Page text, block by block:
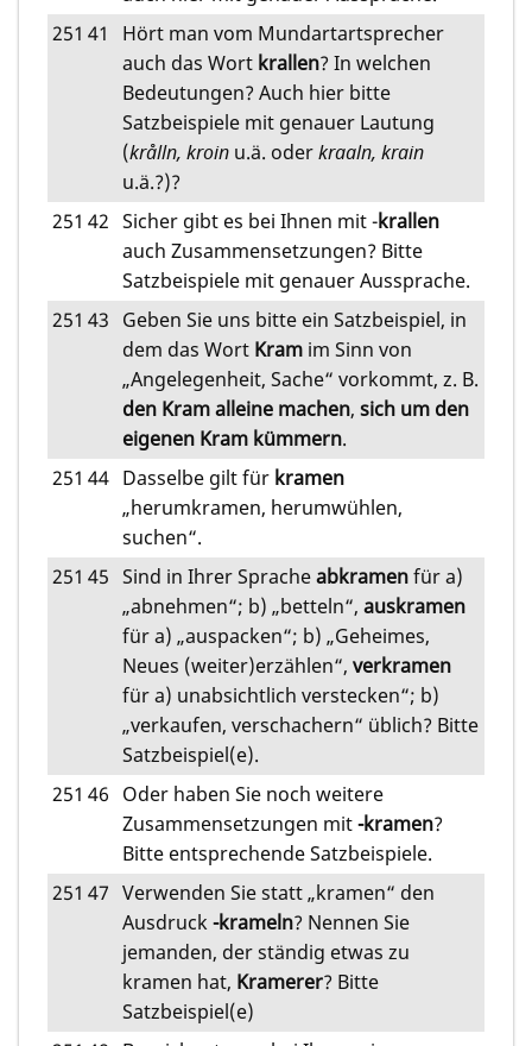
251 41
Hört man vom Mundartartsprecher
auch das Wort krallen? In welchen
Bedeutungen? Auch hier bitte
Satzbeispiele mit genauer Lautung
(krålln, kroin u.ä. oderkraaln, krain
u.ä.?)?
251 42 Sicher gibt es bei Ihnen mit -krallen
auch Zusammensetzungen? Bitte
Satzbeispiele mit genauer Aussprache.
251 43 Geben Sie uns bitte ein Satzbeispiel, in
dem das Wort Kram im Sinn von
„Angelegenheit, Sache“ vorkommt, z. B.
den Kram alleine machen, sich um den
eigenen Kram kümmern.
251 44 Dasselbe gilt für kramen
„herumkramen, herumwühlen,
suchen“.
251 45 Sind in Ihrer Spracheabkramenfür a)
„abnehmen“; b) „betteln“, auskramen
für a) „auspacken“; b) „Geheimes,
Neues (weiter)erzählen“, verkramen
für a) unabsichtlich verstecken“; b)
„verkaufen, verschachern“ üblich? Bitte
Satzbeispiel(e).
251 46 Oder haben Sie noch weitere
Zusammensetzungen mit-kramen?
Bitte entsprechende Satzbeispiele.
251 47 Verwenden Sie statt „kramen“ den
Ausdruck-krameln? Nennen Sie
jemanden, der ständig etwas zu
kramen hat, Kramerer? Bitte
Satzbeispiel(e)